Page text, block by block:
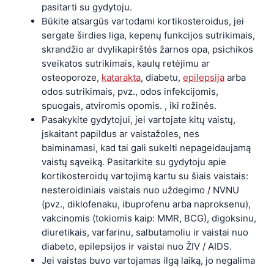
pasitarti su gydytoju.
Būkite atsargūs vartodami kortikosteroidus, jei
sergate širdies liga, kepenų funkcijos sutrikimais,
skrandžio ar dvylikapirštės žarnos opa, psichikos
sveikatos sutrikimais, kaulų retėjimu ar
osteoporoze, katarakta, diabetu, epilepsija arba
odos sutrikimais, pvz., odos infekcijomis,
spuogais, atviromis opomis. , iki rožinės.
Pasakykite gydytojui, jei vartojate kitų vaistų,
įskaitant papildus ar vaistažoles, nes
baiminamasi, kad tai gali sukelti nepageidaujamą
vaistų sąveiką. Pasitarkite su gydytoju apie
kortikosteroidų vartojimą kartu su šiais vaistais:
nesteroidiniais vaistais nuo uždegimo / NVNU
(pvz., diklofenaku, ibuprofenu arba naproksenu),
vakcinomis (tokiomis kaip: MMR, BCG), digoksinu,
diuretikais, varfarinu, salbutamoliu ir vaistai nuo
diabeto, epilepsijos ir vaistai nuo ŽIV / AIDS.
Jei vaistas buvo vartojamas ilgą laiką, jo negalima